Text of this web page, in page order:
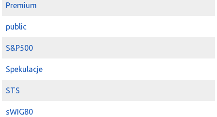
Premium
public
S&P500
Spekulacje
STS
sWIG80